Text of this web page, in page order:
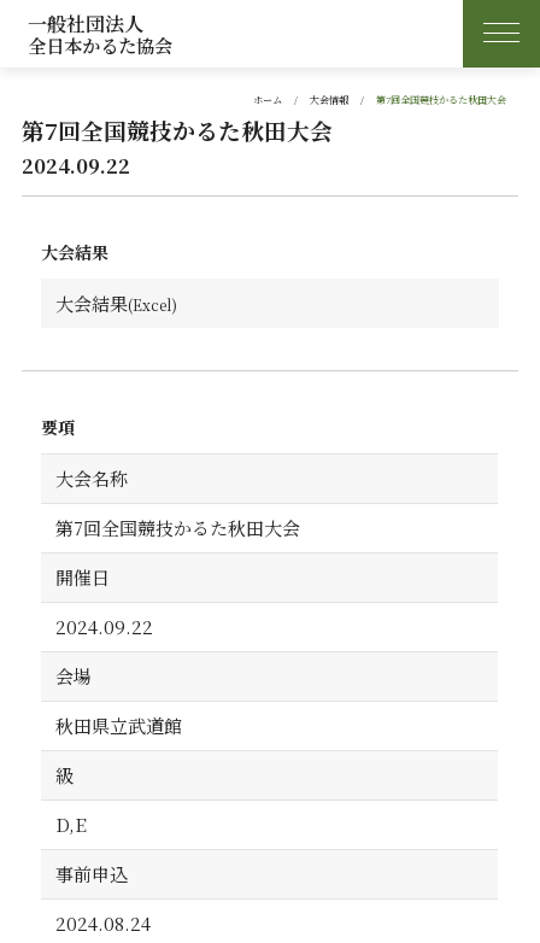
一般社団法人
全日本かるた協会
ホーム 大会情報 第7回全国競技かるた秋田大会
第7回全国競技かるた秋田大会
2024.09.22
大会結果
大会結果
要項
大会名称
第7回全国競技かるた秋田大会
開催日
2024.09.22
会場
秋田県立武道館
級
D,E
事前申込
2024.08.24